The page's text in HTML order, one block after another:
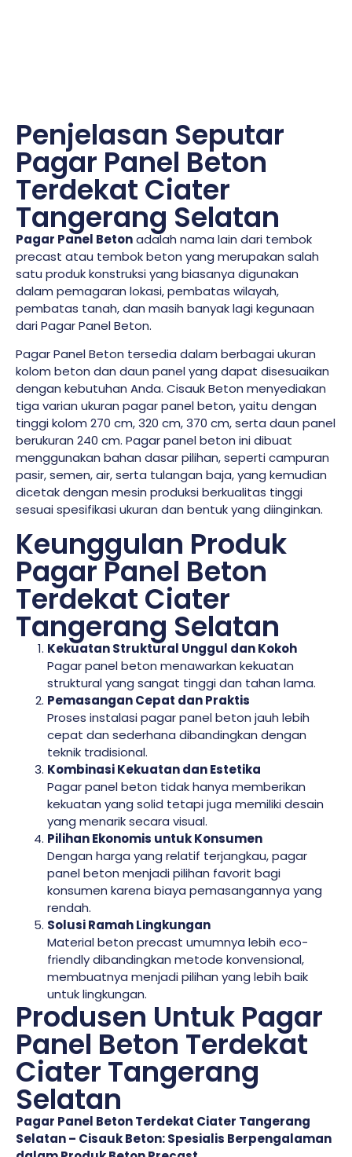
Penjelasan Seputar
Pagar Panel Beton
Terdekat Ciater
Tangerang Selatan
Pagar Panel Betonadalah nama lain dari tembok
precast atau tembok beton yang merupakan salah
satu produk konstruksi yang biasanya digunakan
dalam pemagaran lokasi, pembatas wilayah,
pembatas tanah, dan masih banyak lagi kegunaan
dari Pagar Panel Beton.
Pagar Panel Beton tersedia dalam berbagai ukuran
kolom beton dan daun panel yang dapat disesuaikan
dengan kebutuhan Anda. Cisauk Beton menyediakan
tiga varian ukuran pagar panel beton, yaitu dengan
tinggi kolom 270 cm, 320 cm, 370 cm, serta daun panel
berukuran 240 cm. Pagar panel beton ini dibuat
menggunakan bahan dasar pilihan, seperti campuran
pasir, semen, air, serta tulangan baja, yang kemudian
dicetak dengan mesin produksi berkualitas tinggi
sesuai spesifikasi ukuran dan bentuk yang diinginkan.
Keunggulan Produk
Pagar Panel Beton
Terdekat Ciater
Tangerang Selatan
Kekuatan Struktural Unggul dan Kokoh
Pagar panel beton menawarkan kekuatan
struktural yang sangat tinggi dan tahan lama.
Pemasangan Cepat dan Praktis
Proses instalasi pagar panel beton jauh lebih
cepat dan sederhana dibandingkan dengan
teknik tradisional.
Kombinasi Kekuatan dan Estetika
Pagar panel beton tidak hanya memberikan
kekuatan yang solid tetapi juga memiliki desain
yang menarik secara visual.
Pilihan Ekonomis untuk Konsumen
Dengan harga yang relatif terjangkau, pagar
panel beton menjadi pilihan favorit bagi
konsumen karena biaya pemasangannya yang
rendah.
Solusi Ramah Lingkungan
Material beton precast umumnya lebih eco-
friendly dibandingkan metode konvensional,
membuatnya menjadi pilihan yang lebih baik
untuk lingkungan.
Produsen Untuk Pagar
Panel Beton Terdekat
Ciater Tangerang
Selatan
Pagar Panel Beton Terdekat Ciater Tangerang
Selatan – Cisauk Beton: Spesialis Berpengalaman